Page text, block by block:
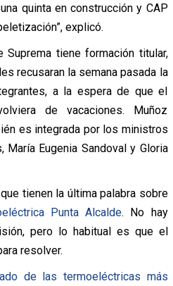
quinta en construcción y CAP
explicó.
Suprema tiene formación titular,
recusaran la semana pasada la
a la espera de que el
de vacaciones. Muñoz
es integrada por los ministros
María Eugenia Sandoval y Gloria
tienen la última palabra sobre
Punta Alcalde. No hay
pero lo habitual es que el
resolver.
de las termoeléctricas más